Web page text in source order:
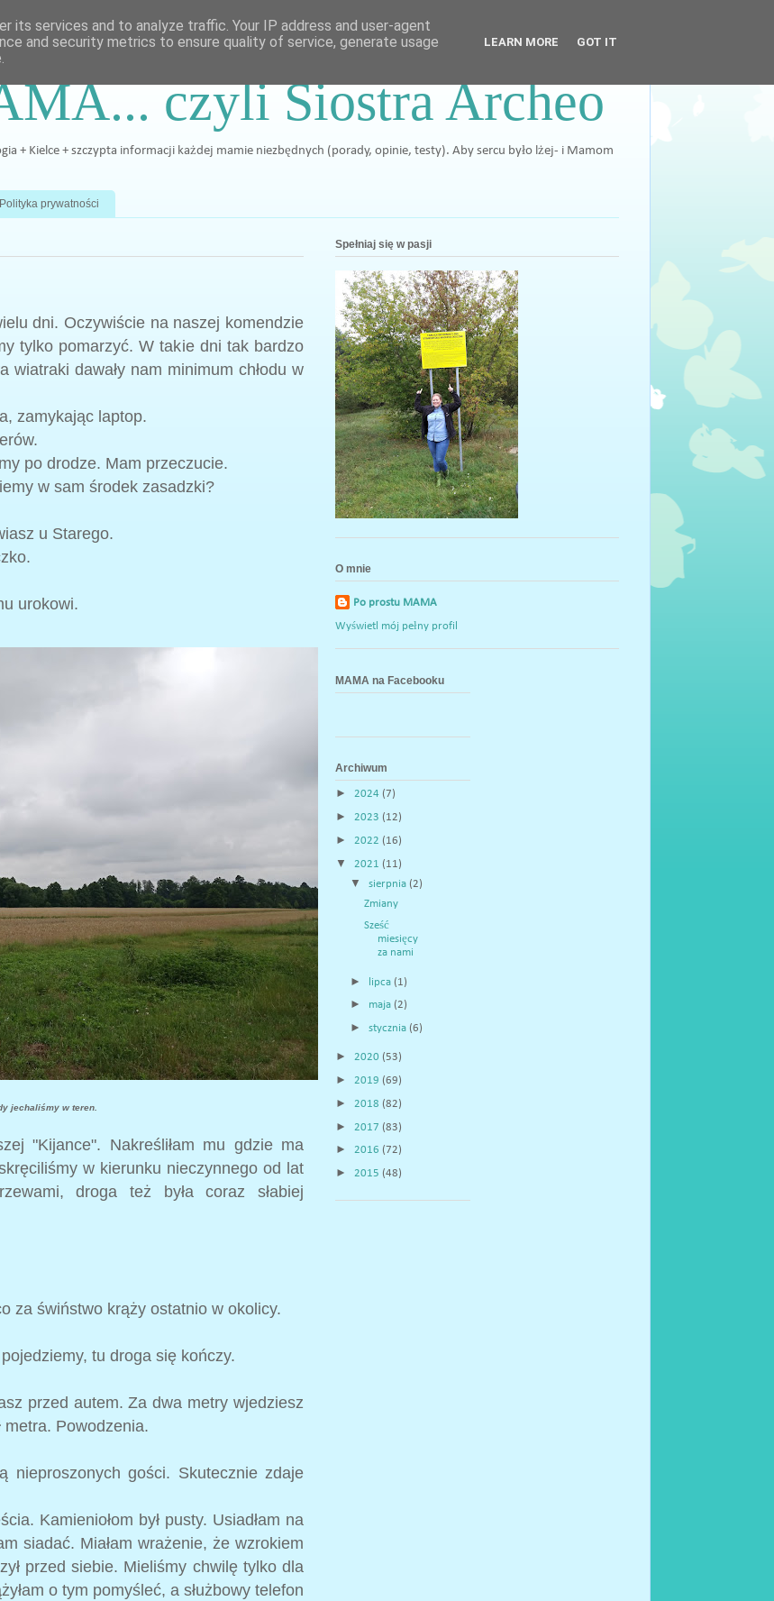
czyli Siostra Archeo
+ Kielce + szczypta informacji każdej mamie niezbędnych (porady, opinie, testy). Aby sercu było lżej- i Mamom
Polityka prywatności
dni. Oczywiście na naszej komendzie
tylko pomarzyć. W takie dni tak bardzo
wiatraki dawały nam minimum chłodu w
zamykając laptop.
po drodze. Mam przeczucie.
w sam środek zasadzki?
u Starego.
urokowi.
jechaliśmy w teren.
"Kijance". Nakreśliłam mu gdzie ma
w kierunku nieczynnego od lat
droga też była coraz słabiej
za świństwo krąży ostatnio w okolicy.
tu droga się kończy.
przed autem. Za dwa metry wjedziesz
metra. Powodzenia.
nieproszonych gości. Skutecznie zdaje
Kamieniołom był pusty. Usiadłam na
siadać. Miałam wrażenie, że wzrokiem
przed siebie. Mieliśmy chwilę tylko dla
o tym pomyśleć, a służbowy telefon
Spełniaj się w pasji
O mnie
Po prostu MAMA
Wyświetl mój pełny profil
MAMA na Facebooku
Archiwum
► 2024 (7)
► 2023 (12)
► 2022 (16)
▼ 2021 (11)
▼ sierpnia (2)
Zmiany
Sześć
miesięcy
za nami
► lipca (1)
► maja (2)
► stycznia (6)
► 2020 (53)
► 2019 (69)
► 2018 (82)
► 2017 (83)
► 2016 (72)
► 2015 (48)
its services and to analyze traffic. Your IP address and user-agent
and security metrics to ensure quality of service, generate usage
LEARN MORE GOT IT